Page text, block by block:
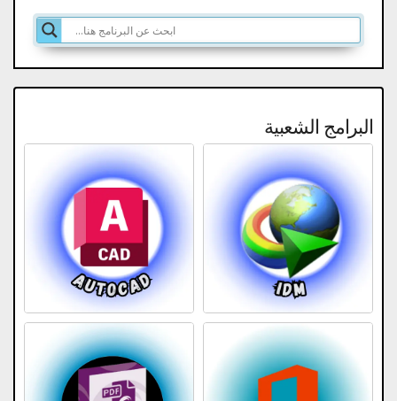
البرامج الشعبية